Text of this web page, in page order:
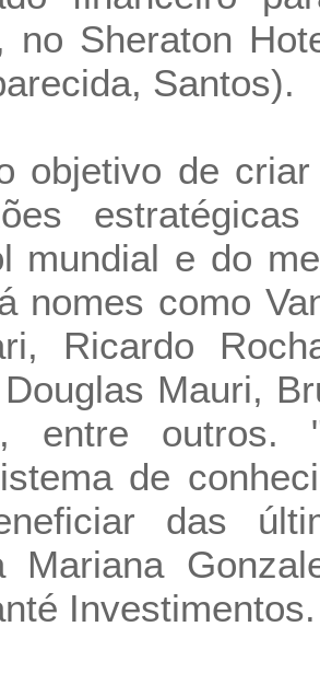
no Sheraton
Santos).
objetivo de
mundial e do
nomes como
Ricardo
Mauri,
entre outros.
de
das
Mariana
Investimentos.